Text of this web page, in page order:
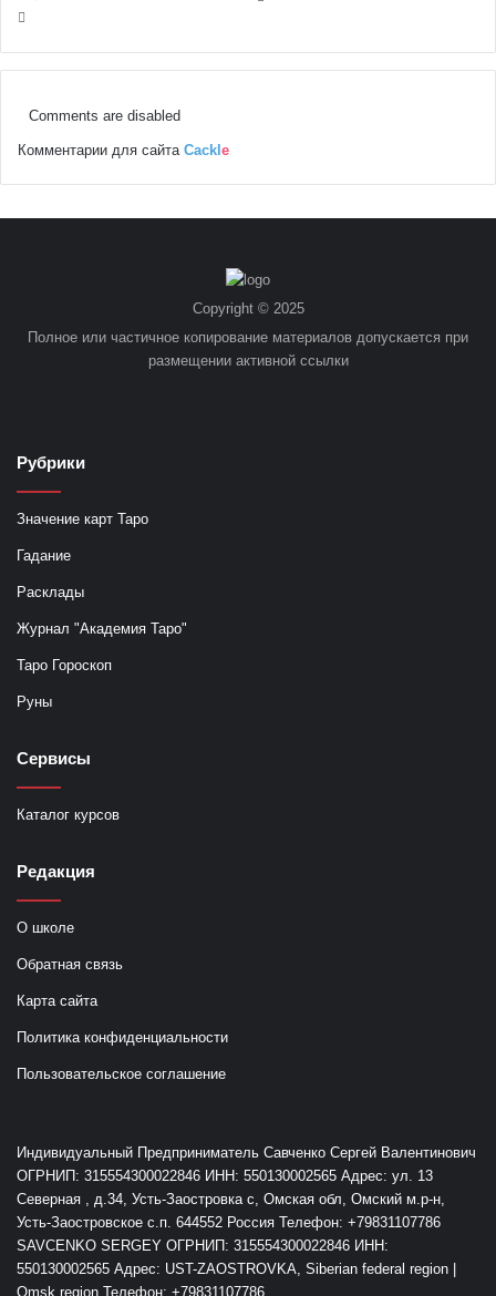
Comments are disabled
Комментарии для сайта Cackl e
Copyright © 2025
Полное или частичное копирование материалов допускается при
размещении активной ссылки
Рубрики
Значение карт Таро
Гадание
Расклады
Журнал "Академия Таро"
Таро Гороскоп
Руны
Сервисы
Каталог курсов
Редакция
О школе
Обратная связь
Карта сайта
Политика конфиденциальности
Пользовательское соглашение
Индивидуальный Предприниматель Савченко Сергей Валентинович
ОГРНИП: 315554300022846 ИНН: 550130002565 Адрес: ул. 13
Северная , д.34, Усть-Заостровка с, Омская обл, Омский м.р-н,
Усть-Заостровское с.п. 644552 Россия Телефон: +79831107786
SAVCENKO SERGEY ОГРНИП: 315554300022846 ИНН:
550130002565 Адрес: UST-ZAOSTROVKA, Siberian federal region |
Omsk region Телефон: +79831107786